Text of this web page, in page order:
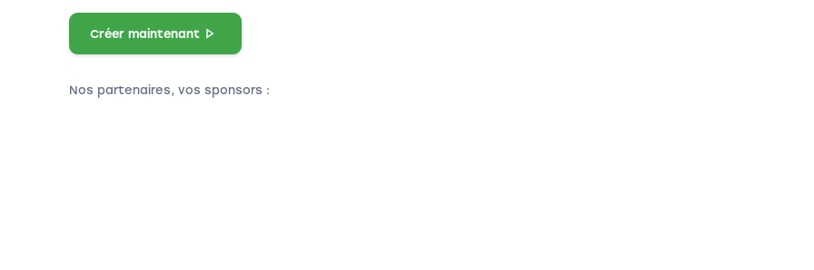
Créer maintenant
Nos partenaires, vos sponsors :